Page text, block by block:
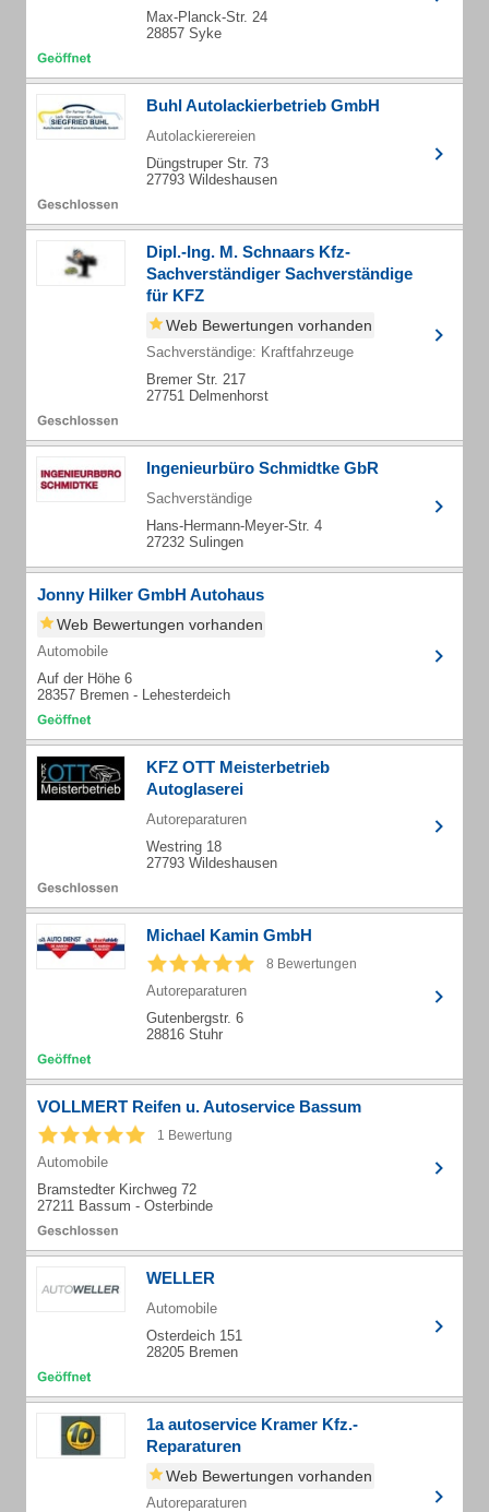
Max-Planck-Str. 24
28857 Syke
Buhl Autolackierbetrieb GmbH
Autolackierereien
Düngstruper Str. 73
27793 Wildeshausen
Dipl.-Ing. M. Schnaars Kfz-
Sachverständiger Sachverständige
für KFZ
Web Bewertungen vorhanden
Sachverständige: Kraftfahrzeuge
Bremer Str. 217
27751 Delmenhorst
Ingenieurbüro Schmidtke GbR
Sachverständige
Hans-Hermann-Meyer-Str. 4
27232 Sulingen
Jonny Hilker GmbH Autohaus
Web Bewertungen vorhanden
Automobile
Auf der Höhe 6
28357 Bremen - Lehesterdeich
KFZ OTT Meisterbetrieb
Autoglaserei
Autoreparaturen
Westring 18
27793 Wildeshausen
Michael Kamin GmbH
8 Bewertungen
Autoreparaturen
Gutenbergstr. 6
28816 Stuhr
VOLLMERT Reifen u. Autoservice Bassum
1 Bewertung
Automobile
Bramstedter Kirchweg 72
27211 Bassum - Osterbinde
WELLER
Automobile
Osterdeich 151
28205 Bremen
1a autoservice Kramer Kfz.-
Reparaturen
Web Bewertungen vorhanden
Autoreparaturen